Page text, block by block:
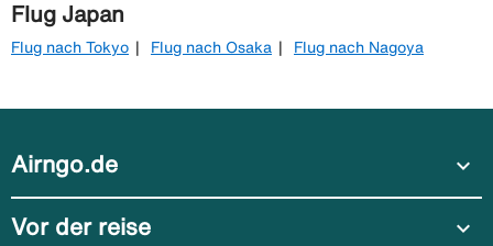
Flug Japan
Flug nach Tokyo Flug nach Osaka Flug nach Nagoya
Airngo.de expand_more
Vor der reise expand_more